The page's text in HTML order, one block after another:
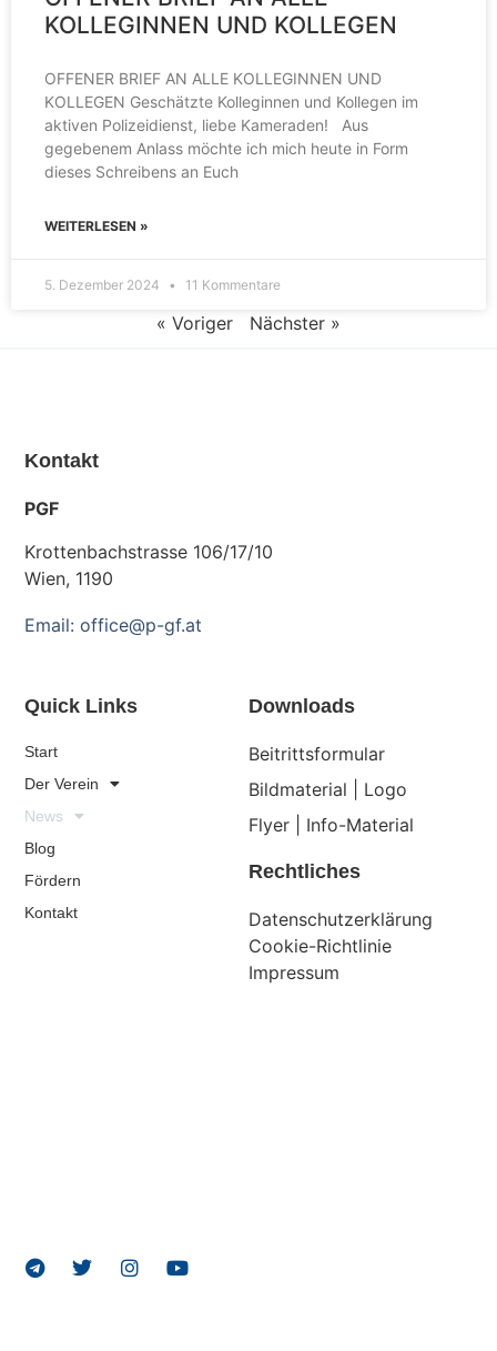
KOLLEGINNEN UND KOLLEGEN
OFFENER BRIEF AN ALLE KOLLEGINNEN UND
KOLLEGEN Geschätzte Kolleginnen und Kollegen im
aktiven Polizeidienst, liebe Kameraden! Aus
gegebenem Anlass möchte ich mich heute in Form
dieses Schreibens an Euch
WEITERLESEN »
5. Dezember 2024 11 Kommentare
« Voriger Nächster »
Downloads
Beitrittsformular
Bildmaterial | Logo
Flyer | Info-Material
Rechtliches
Datenschutzerklärung
Cookie-Richtlinie
Impressum
Quick Links
Start
Der Verein
News
Blog
Fördern
Kontakt
Kontakt
PGF
Krottenbachstrasse 106/17/10
Wien, 1190
Email: office@p-gf.at